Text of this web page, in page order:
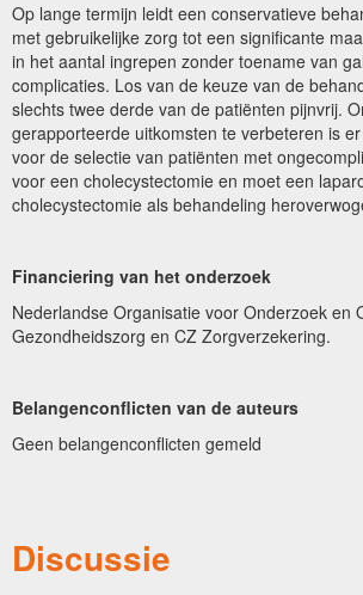
Op lange termijn leidt een conservatieve
met gebruikelijke zorg tot een significante
in het aantal ingrepen zonder toename van
complicaties. Los van de keuze van de
slechts twee derde van de patiënten pijnvrij.
gerapporteerde uitkomsten te verbeteren is
voor de selectie van patiënten met
voor een cholecystectomie en moet een
cholecystectomie als behandeling
Financiering van het onderzoek
Nederlandse Organisatie voor Onderzoek en
Gezondheidszorg en CZ Zorgverzekering.
Belangenconflicten van de auteurs
Geen belangenconflicten gemeld
Discussie